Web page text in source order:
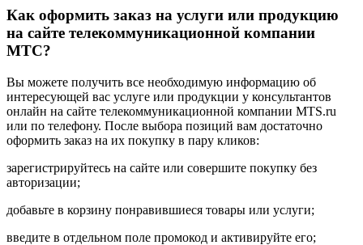
Как оформить заказ на услуги или продукцию
на сайте телекоммуникационной компании
МТС?
Вы можете получить все необходимую информацию об
интересующей вас услуге или продукции у консультантов
онлайн на сайте телекоммуникационной компании MTS.ru
или по телефону. После выбора позиций вам достаточно
оформить заказ на их покупку в пару кликов:
зарегистрируйтесь на сайте или совершите покупку без
авторизации;
добавьте в корзину понравившиеся товары или услуги;
введите в отдельном поле промокод и активируйте его;